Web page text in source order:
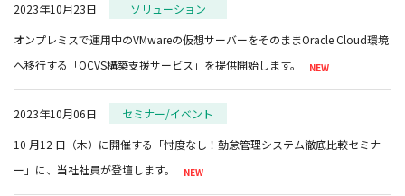
2023年10月23日
ソリューション
オンプレミスで運用中のVMwareの仮想サーバーをそのままOracle Cloud環境
へ移行する「OCVS構築支援サービス」を提供開始します。
2023年10月06日
セミナー/イベント
10 月12 日（木）に開催する「忖度なし！勤怠管理システム徹底比較セミナ
ー」に、当社社員が登壇します。